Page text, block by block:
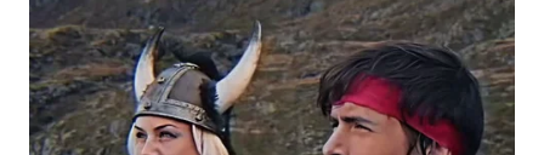
WN
LABUHANBATU
WN